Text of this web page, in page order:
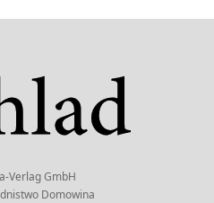
Verlag GmbH
Domowina